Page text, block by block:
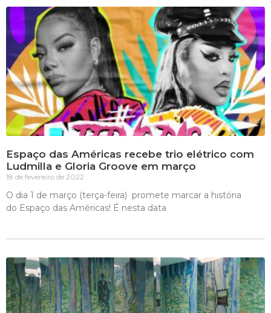
Espaço das Américas recebe trio elétrico com
Ludmilla e Gloria Groove em março
18 de fevereiro de 2022
O dia 1 de março (terça-feira) promete marcar a história
do Espaço das Américas! É nesta data